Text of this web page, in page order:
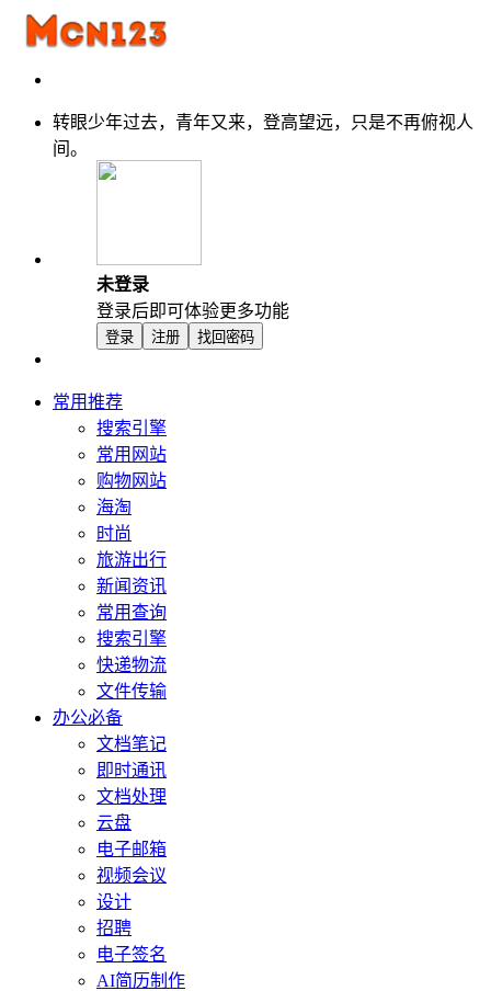
转眼少年过去，青年又来，登高望远，只是不再俯视人
间。
未登录
登录后即可体验更多功能
登录 注册 找回密码
常用推荐
搜索引擎
常用网站
购物网站
海淘
时尚
旅游出行
新闻资讯
常用查询
搜索引擎
快递物流
文件传输
办公必备
文档笔记
即时通讯
文档处理
云盘
电子邮箱
视频会议
设计
招聘
电子签名
AI简历制作